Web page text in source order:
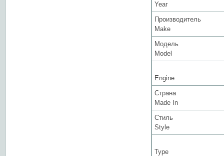
Year
Производитель
Make
Модель
Model
Engine
Страна
Made In
Стиль
Style
Type